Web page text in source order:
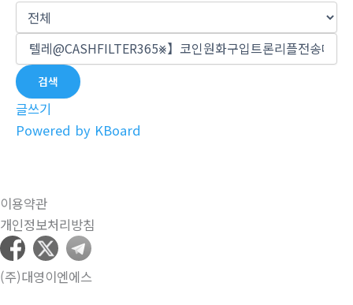
검색
글쓰기
Powered by KBoard
이용약관
개인정보처리방침
(주)대영이엔에스